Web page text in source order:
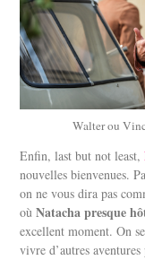
Walter ou
Enfin, last but not least,
nouvelles bienvenues.
on ne vous dira pas
oùNatacha presque
excellent moment. On
vivre d’autres